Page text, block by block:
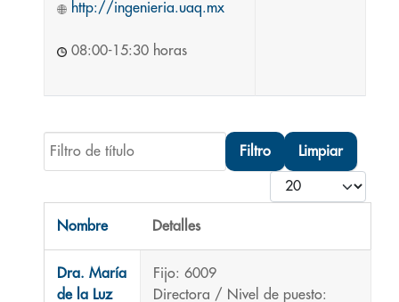
http://ingenieria.uaq.mx
08:00-15:30 horas
Filtro de título
Filtro Limpiar
Cantidad
Nombre Detalles
Dra. María
de la Luz
Fijo: 6009
Directora / Nivel de puesto: